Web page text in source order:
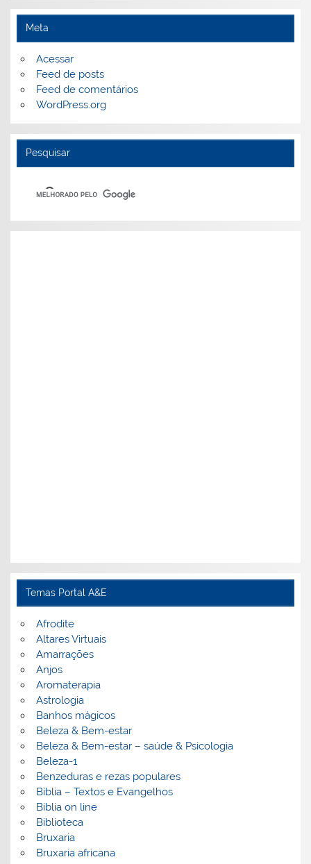
Meta
Acessar
Feed de posts
Feed de comentários
WordPress.org
Pesquisar
Temas Portal A&E
Afrodite
Altares Virtuais
Amarrações
Anjos
Aromaterapia
Astrologia
Banhos mágicos
Beleza & Bem-estar
Beleza & Bem-estar – saúde & Psicologia
Beleza-1
Benzeduras e rezas populares
Bíblia – Textos e Evangelhos
Biblia on line
Biblioteca
Bruxaria
Bruxaria africana